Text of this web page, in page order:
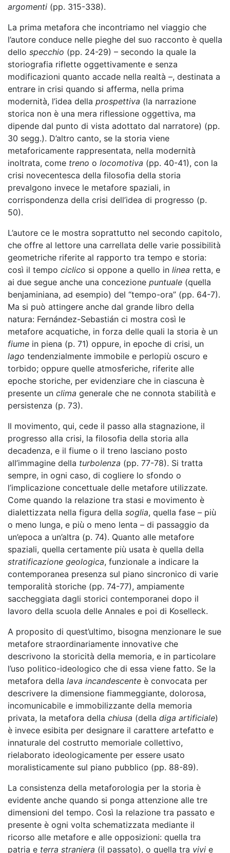
argomenti (pp. 315-338).
La prima metafora che incontriamo nel viaggio che
l’autore conduce nelle pieghe del suo racconto è quella
dello specchio (pp. 24-29) – secondo la quale la
storiografia riflette oggettivamente e senza
modificazioni quanto accade nella realtà –, destinata a
entrare in crisi quando si afferma, nella prima
modernità, l’idea della prospettiva (la narrazione
storica non è una mera riflessione oggettiva, ma
dipende dal punto di vista adottato dal narratore) (pp.
30 segg.). D’altro canto, se la storia viene
metaforicamente rappresentata, nella modernità
inoltrata, come treno o locomotiva (pp. 40-41), con la
crisi novecentesca della filosofia della storia
prevalgono invece le metafore spaziali, in
corrispondenza della crisi dell’idea di progresso (p.
50).
L’autore ce le mostra soprattutto nel secondo capitolo,
che offre al lettore una carrellata delle varie possibilità
geometriche riferite al rapporto tra tempo e storia:
così il tempo ciclico si oppone a quello in linea retta, e
ai due segue anche una concezione puntuale (quella
benjaminiana, ad esempio) del “tempo-ora” (pp. 64-7).
Ma si può attingere anche dal grande libro della
natura: Fernández-Sebastián ci mostra così le
metafore acquatiche, in forza delle quali la storia è un
fiume in piena (p. 71) oppure, in epoche di crisi, un
lago tendenzialmente immobile e perlopiù oscuro e
torbido; oppure quelle atmosferiche, riferite alle
epoche storiche, per evidenziare che in ciascuna è
presente un clima generale che ne connota stabilità e
persistenza (p. 73).
Il movimento, qui, cede il passo alla stagnazione, il
progresso alla crisi, la filosofia della storia alla
decadenza, e il fiume o il treno lasciano posto
all’immagine della turbolenza (pp. 77-78). Si tratta
sempre, in ogni caso, di cogliere lo sfondo o
l’implicazione concettuale delle metafore utilizzate.
Come quando la relazione tra stasi e movimento è
dialettizzata nella figura della soglia, quella fase – più
o meno lunga, e più o meno lenta – di passaggio da
un’epoca a un’altra (p. 74). Quanto alle metafore
spaziali, quella certamente più usata è quella della
stratificazione geologica, funzionale a indicare la
contemporanea presenza sul piano sincronico di varie
temporalità storiche (pp. 74-77), ampiamente
saccheggiata dagli storici contemporanei dopo il
lavoro della scuola delle Annales e poi di Koselleck.
A proposito di quest’ultimo, bisogna menzionare le sue
metafore straordinariamente innovative che
descrivono la storicità della memoria, e in particolare
l’uso politico-ideologico che di essa viene fatto. Se la
metafora della lava incandescente è convocata per
descrivere la dimensione fiammeggiante, dolorosa,
incomunicabile e immobilizzante della memoria
privata, la metafora della chiusa (della diga artificiale)
è invece esibita per designare il carattere artefatto e
innaturale del costrutto memoriale collettivo,
rielaborato ideologicamente per essere usato
moralisticamente sul piano pubblico (pp. 88-89).
La consistenza della metaforologia per la storia è
evidente anche quando si ponga attenzione alle tre
dimensioni del tempo. Così la relazione tra passato e
presente è ogni volta schematizzata mediante il
ricorso alle metafore e alle opposizioni: quella tra
patria e terra straniera (il passato), o quella tra vivi e